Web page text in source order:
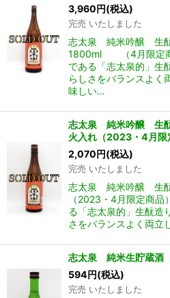
3,960円(税込)
完売 いたしました
志太泉 純米吟醸 生
1800ml （4月限定商
である「志太泉的」生
らしさをバランスよく
味しい…
志太泉 純米吟醸
火入れ（2023・4月限
2,070円(税込)
完売 いたしました
志太泉 純米吟醸 生
（2023・4月限定商品
る「志太泉的」生酛造
さをバランスよく両立
志太泉 純米生貯蔵
594円(税込)
完売 いたしました